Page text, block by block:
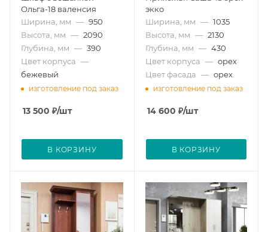
Ольга-18 валенсия
Ширина, мм — 950
Высота, мм — 2090
Глубина, мм — 390
Цвет корпуса —
бежевый
изготовление под заказ
13 500 ₽/шт
В КОРЗИНУ
экко
Ширина, мм — 1035
Высота, мм — 2130
Глубина, мм — 430
Цвет корпуса — орех
Цвет фасада — орех
изготовление под заказ
14 600 ₽/шт
В КОРЗИНУ